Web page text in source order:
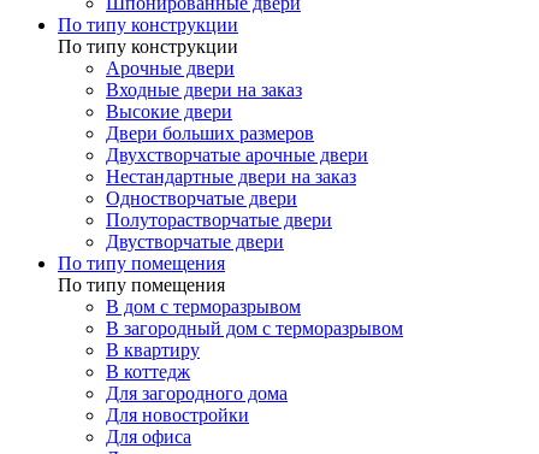
По типу конструкции
По типу конструкции
Арочные двери
Входные двери на заказ
Высокие двери
Двери больших размеров
Двухстворчатые арочные двери
Нестандартные двери на заказ
Одностворчатые двери
Полуторастворчатые двери
Двустворчатые двери
По типу помещения
По типу помещения
В дом с терморазрывом
В загородный дом с терморазрывом
В квартиру
В коттедж
Для загородного дома
Для новостройки
Для офиса